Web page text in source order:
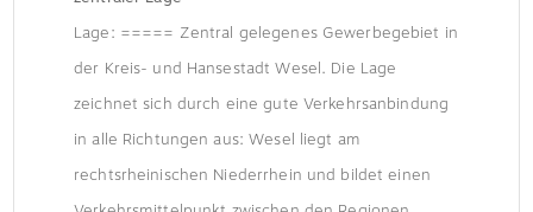
Lage: ===== Zentral gelegenes Gewerbegebiet in
der Kreis- und Hansestadt Wesel. Die Lage
zeichnet sich durch eine gute Verkehrsanbindung
in alle Richtungen aus: Wesel liegt am
rechtsrheinischen Niederrhein und bildet einen